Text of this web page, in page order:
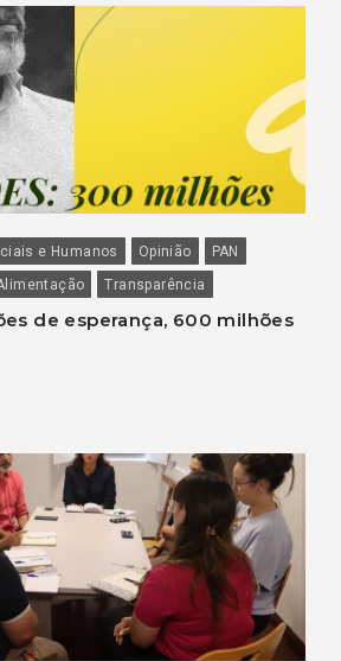
e Humanos Opinião
PAN
Transparência
de esperança, 600 milhões